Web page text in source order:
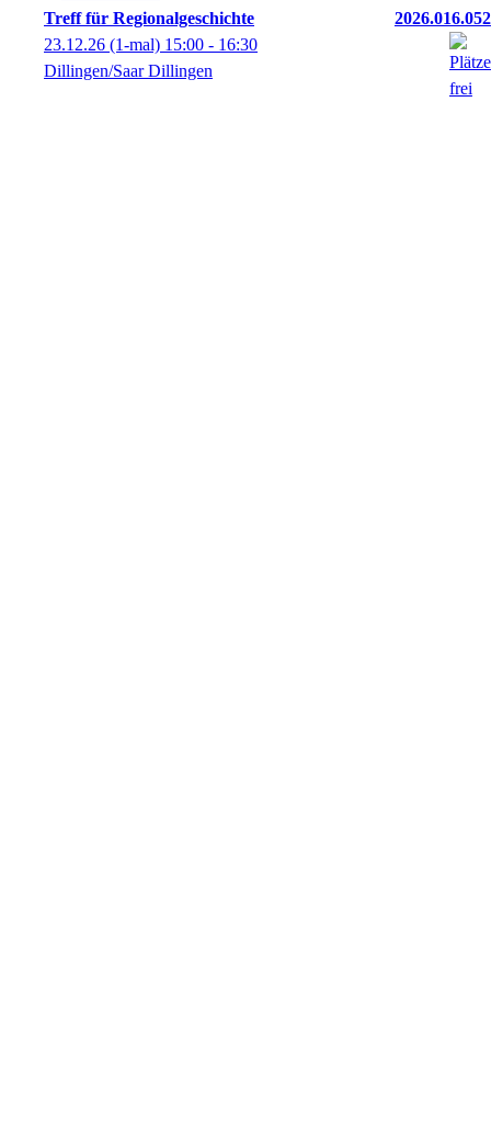
Treff für Regionalgeschichte
2026.016.052
23.12.26 (1-mal) 15:00 - 16:30
Dillingen/Saar Dillingen